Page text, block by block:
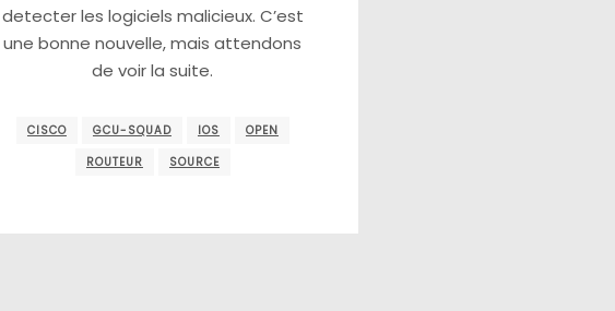
detecter les logiciels malicieux. C’est
une bonne nouvelle, mais attendons
de voir la suite.
CISCO GCU-SQUAD IOS
OPEN
ROUTEUR
SOURCE